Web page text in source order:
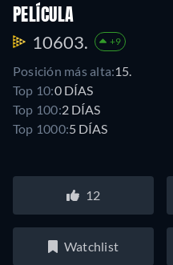
PELÍCULA
10603. +9
Posición más alta:15.
Top 10:0 DÍAS
Top 100:2 DÍAS
Top 1000:5 DÍAS
12
Watchlist